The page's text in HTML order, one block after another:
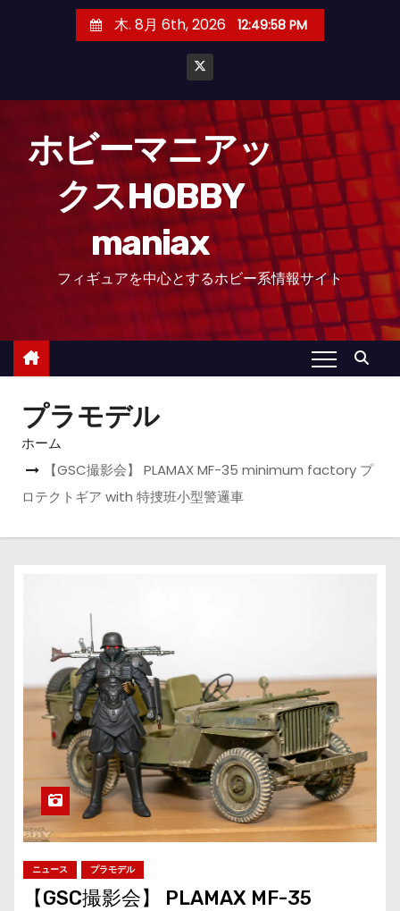
木. 8月 6th, 2026 12:49:59 PM
ホビーマニアッ
クスHOBBY
maniax
フィギュアを中心とするホビー系情報サイト
プラモデル
ホーム
【GSC撮影会】 PLAMAX MF-35 minimum factory プ
ロテクトギア with 特捜班小型警邏車
ニュース プラモデル
【GSC撮影会】 PLAMAX MF-35